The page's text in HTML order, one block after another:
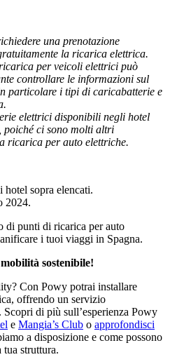
una prenotazione
la ricarica elettrica.
per veicoli elettrici può
controllare le informazioni sul
particolare i tipi di caricabatterie e
elettrici disponibili negli hotel
poiché ci sono molti altri
ricarica per auto elettriche.
sopra elencati.
2024.
di punti di ricarica per auto
i tuoi viaggi in Spagna.
sostenibile!
Con Powy potrai installare
offrendo un servizio
di più sull’esperienza Powy
e Mangia’s Club o approfondisci
a disposizione e come possono
tua struttura.